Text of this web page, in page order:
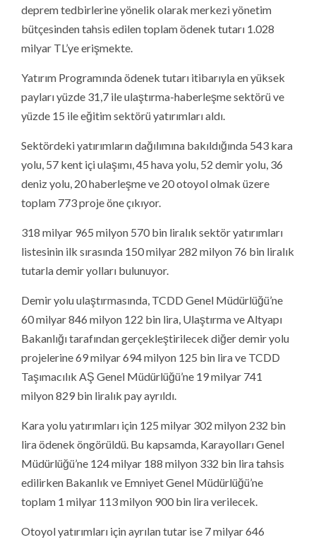
deprem tedbirlerine yönelik olarak merkezi yönetim
bütçesinden tahsis edilen toplam ödenek tutarı 1.028
milyar TL’ye erişmekte.
Yatırım Programında ödenek tutarı itibarıyla en yüksek
payları yüzde 31,7 ile ulaştırma-haberleşme sektörü ve
yüzde 15 ile eğitim sektörü yatırımları aldı.
Sektördeki yatırımların dağılımına bakıldığında 543 kara
yolu, 57 kent içi ulaşımı, 45 hava yolu, 52 demir yolu, 36
deniz yolu, 20 haberleşme ve 20 otoyol olmak üzere
toplam 773 proje öne çıkıyor.
318 milyar 965 milyon 570 bin liralık sektör yatırımları
listesinin ilk sırasında 150 milyar 282 milyon 76 bin liralık
tutarla demir yolları bulunuyor.
Demir yolu ulaştırmasında, TCDD Genel Müdürlüğü’ne
60 milyar 846 milyon 122 bin lira, Ulaştırma ve Altyapı
Bakanlığı tarafından gerçekleştirilecek diğer demir yolu
projelerine 69 milyar 694 milyon 125 bin lira ve TCDD
Taşımacılık AŞ Genel Müdürlüğü’ne 19 milyar 741
milyon 829 bin liralık pay ayrıldı.
Kara yolu yatırımları için 125 milyar 302 milyon 232 bin
lira ödenek öngörüldü. Bu kapsamda, Karayolları Genel
Müdürlüğü’ne 124 milyar 188 milyon 332 bin lira tahsis
edilirken Bakanlık ve Emniyet Genel Müdürlüğü’ne
toplam 1 milyar 113 milyon 900 bin lira verilecek.
Otoyol yatırımları için ayrılan tutar ise 7 milyar 646